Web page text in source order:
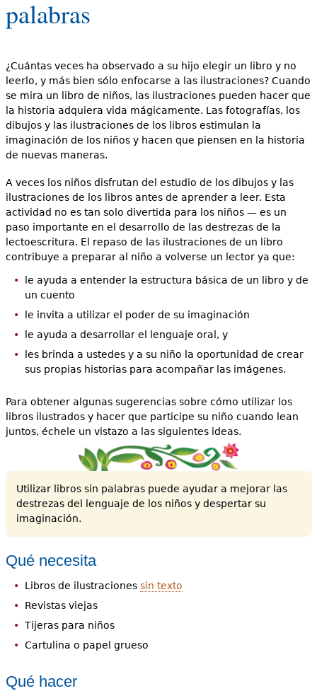
e
s
t
á
a
q
u
í
palabras
¿Cuántas veces ha observado a su hijo elegir un libro y no
leerlo, y más bien sólo enfocarse a las ilustraciones? Cuando
se mira un libro de niños, las ilustraciones pueden hacer que
la historia adquiera vida mágicamente. Las fotografías, los
dibujos y las ilustraciones de los libros estimulan la
imaginación de los niños y hacen que piensen en la historia
de nuevas maneras.
A veces los niños disfrutan del estudio de los dibujos y las
ilustraciones de los libros antes de aprender a leer. Esta
actividad no es tan solo divertida para los niños — es un
paso importante en el desarrollo de las destrezas de la
lectoescritura. El repaso de las ilustraciones de un libro
contribuye a preparar al niño a volverse un lector ya que:
le ayuda a entender la estructura básica de un libro y de
un cuento
le invita a utilizar el poder de su imaginación
le ayuda a desarrollar el lenguaje oral, y
les brinda a ustedes y a su niño la oportunidad de crear
sus propias historias para acompañar las imágenes.
Para obtener algunas sugerencias sobre cómo utilizar los
libros ilustrados y hacer que participe su niño cuando lean
juntos, échele un vistazo a las siguientes ideas.
Utilizar libros sin palabras puede ayudar a mejorar las
destrezas del lenguaje de los niños y despertar su
imaginación.
Qué necesita
Libros de ilustraciones sin texto
Revistas viejas
Tijeras para niños
Cartulina o papel grueso
Qué hacer